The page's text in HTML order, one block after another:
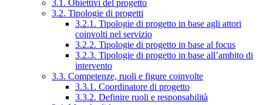
3.1. Obiettivi del progetto
3.2. Tipologie di progetti
3.2.1. Tipologie di progetto in base agli attori
coinvolti nel servizio
3.2.2. Tipologie di progetto in base al focus
3.2.3. Tipologie di progetto in base all’ambito di
intervento
3.3. Competenze, ruoli e figure coinvolte
3.3.1. Coordinatore di progetto
3.3.2. Definire ruoli e responsabilità